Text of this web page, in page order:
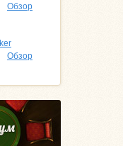
Обзор
Обзор